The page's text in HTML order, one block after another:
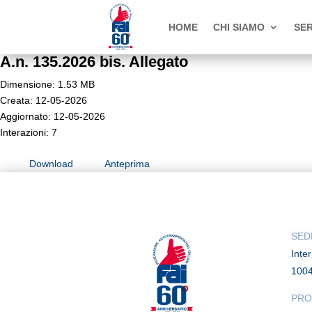
HOME CHI SIAMO
A.n. 135.2026 bis. Allegato
Dimensione: 1.53 MB
Creata: 12-05-2026
Aggiornato: 12-05-2026
Interazioni: 7
Download Anteprima